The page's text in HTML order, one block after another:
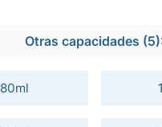
Otras capacidades
80ml